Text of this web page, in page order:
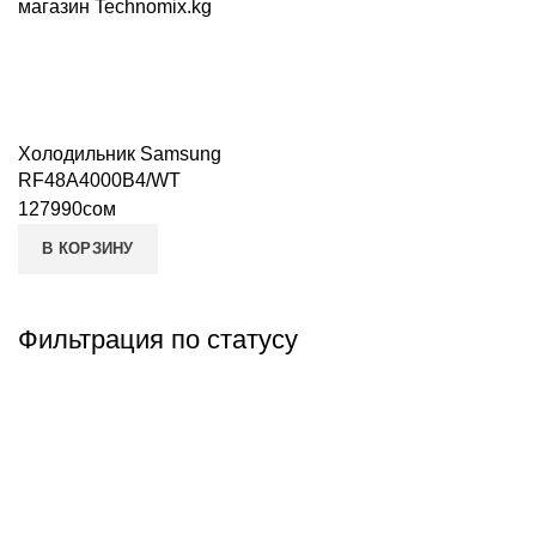
Фильтрация по статусу
Холодильник Samsung
RF48A4000B4/WT
127990сом
В КОРЗИНУ